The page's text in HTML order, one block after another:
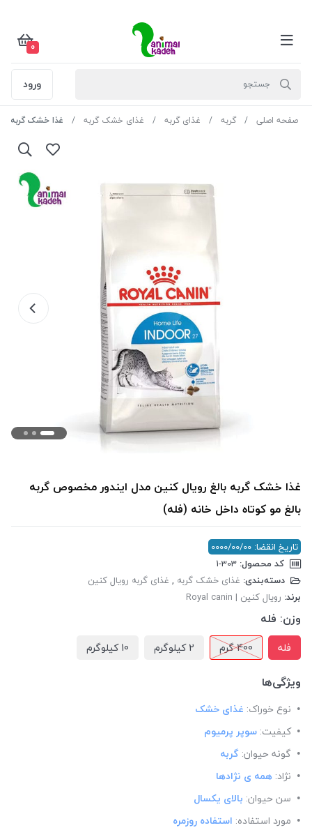
0
ورود
صفحه اصلی گربه غذای گربه غذای خشک گربه غذا خشک گربه
غذا خشک گربه بالغ رویال کنین مدل ایندور مخصوص گربه
بالغ مو کوتاه داخل خانه (فله)
تاریخ انقضا: 0000/00/00
کد محصول:
دسته‌بندی: غذای خشک گربه , غذای گربه رویال کنین
برند: رویال کنین | Royal canin
وزن: فله
فله 400 گرم 2 کیلوگرم 10 کیلوگرم
ویژگی‌ها
نوع خوراک: غذای خشک
کیفیت: سوپر پرمیوم
گونه حیوان: گربه
نژاد: همه ی نژادها
سن حیوان: بالای یکسال
مورد استفاده: استفاده روزمره